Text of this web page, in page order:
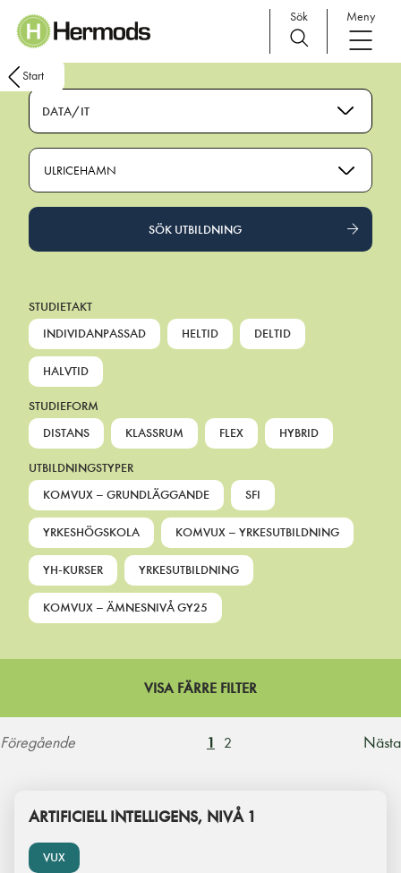
Main Navigation
Sök Meny
Start
DATA/IT
ULRICEHAMN
SÖK UTBILDNING
STUDIETAKT
INDIVIDANPASSAD
HELTID DELTID
HALVTID
STUDIEFORM
DISTANS
KLASSRUM FLEX HYBRID
UTBILDNINGSTYPER
KOMVUX – GRUNDLÄGGANDE
SFI
YRKESHÖGSKOLA KOMVUX – YRKESUTBILDNING
YH-KURSER YRKESUTBILDNING
KOMVUX – ÄMNESNIVÅ GY25
VISA FÄRRE FILTER
Föregående 1 2 Nästa
VUX
ARTIFICIELL INTELLIGENS, NIVÅ 1